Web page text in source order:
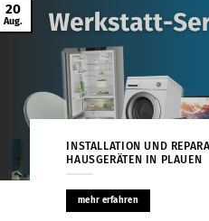
INSTALLATION UND
HAUSGERÄTEN IN PLAUEN
mehr erfahren
20
Aug.